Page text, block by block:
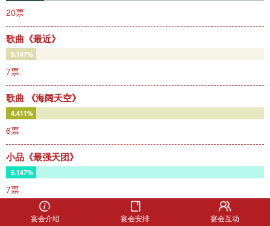
20票
歌曲《最近》
5.147%
7票
歌曲 《海阔天空》
4.411%
6票
小品《最强天团》
5.147%
7票
舞蹈《小苹果》
宴会介绍 宴会安排 宴会互动